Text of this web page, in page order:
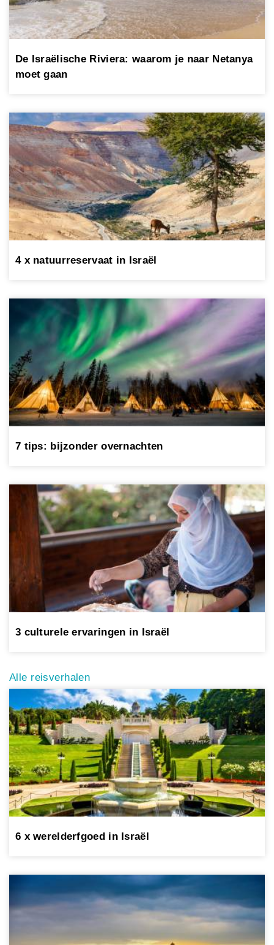
De Israëlische Riviera: waarom je naar Netanya
moet gaan
4 x natuurreservaat in Israël
7 tips: bijzonder overnachten
3 culturele ervaringen in Israël
Alle reisverhalen
6 x werelderfgoed in Israël